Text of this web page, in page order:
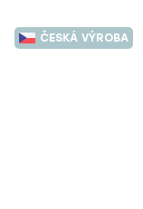
e
n
V
ý
ČESKÁ VÝROBA